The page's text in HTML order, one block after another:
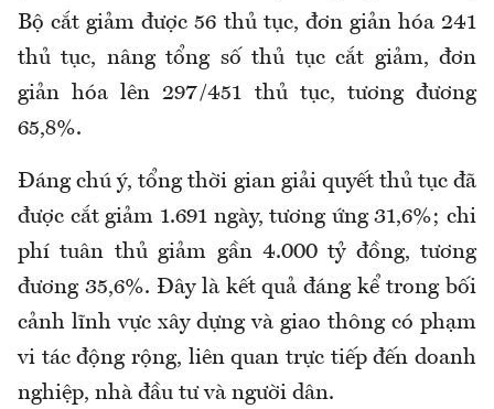
Bộ cắt giảm được 56 thủ tục, đơn giản hóa 241
thủ tục, nâng tổng số thủ tục cắt giảm, đơn
giản hóa lên 297/451 thủ tục, tương đương
65,8%.
Đáng chú ý, tổng thời gian giải quyết thủ tục đã
được cắt giảm 1.691 ngày, tương ứng 31,6%; chi
phí tuân thủ giảm gần 4.000 tỷ đồng, tương
đương 35,6%. Đây là kết quả đáng kể trong bối
cảnh lĩnh vực xây dựng và giao thông có phạm
vi tác động rộng, liên quan trực tiếp đến doanh
nghiệp, nhà đầu tư và người dân.